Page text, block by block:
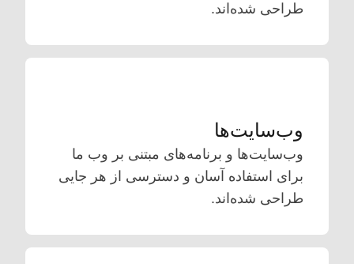
طراحی شده‌اند.
وب‌سایت‌ها
وب‌سایت‌ها و برنامه‌های مبتنی بر وب ما
برای استفاده آسان و دسترسی از هر جایی
طراحی شده‌اند.